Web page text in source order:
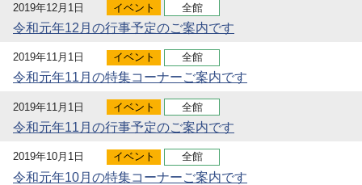
2019年12月1日 イベント 全館
令和元年12月の行事予定のご案内です
2019年11月1日 イベント 全館
令和元年11月の特集コーナーご案内です
2019年11月1日 イベント 全館
令和元年11月の行事予定のご案内です
2019年10月1日 イベント 全館
令和元年10月の特集コーナーご案内です